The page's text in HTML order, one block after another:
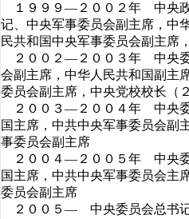
１９９９—２００２年 中央政
记、中央军事委员会副主席，中
民共和国中央军事委员会副主席
２００２—２００３年 中央委
会副主席，中华人民共和国副主
委员会副主席，中央党校校长（
２００３—２００４年 中央委
国主席，中共中央军事委员会副
事委员会副主席
２００４—２００５年 中央委
国主席，中共中央军事委员会主
委员会副主席
２００５— 中央委员会总书记